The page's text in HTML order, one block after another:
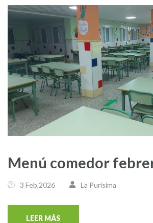
Menú comedor
3 Feb,2026 La Purísima
LEER MÁS